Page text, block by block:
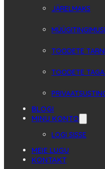
JÄRELMAKS
TOODETE
TOODETE
BLOGI
MINU KONTO
LOGI SISSE
MEIE LUGU
KONTAKT